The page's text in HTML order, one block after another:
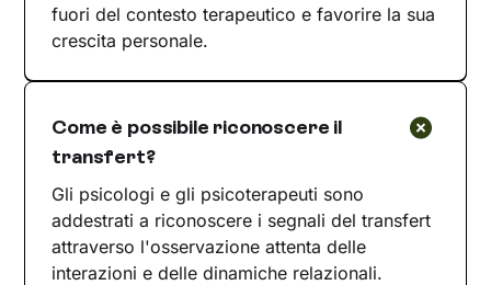
fuori del contesto terapeutico e favorire la sua
crescita personale.
Come è possibile riconoscere il
transfert?
Gli psicologi e gli psicoterapeuti sono
addestrati a riconoscere i segnali del transfert
attraverso l'osservazione attenta delle
interazioni e delle dinamiche relazionali.